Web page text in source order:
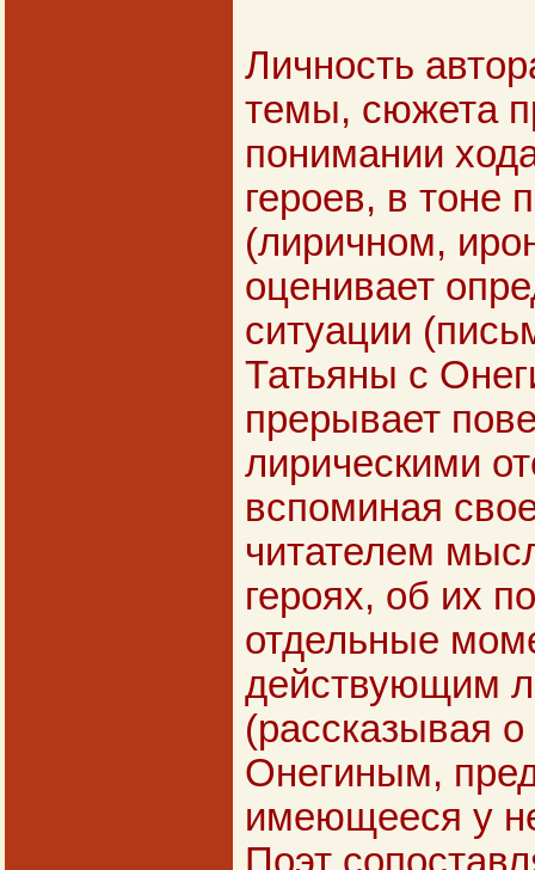
Личность
темы, сюжета
понимании
героев, в тоне
(лиричном,
оценивает
ситуации
Татьяны с
прерывает
лирическими
вспоминая
читателем
героях, об их
отдельные
действующим
(рассказывая
Онегиным,
имеющееся у